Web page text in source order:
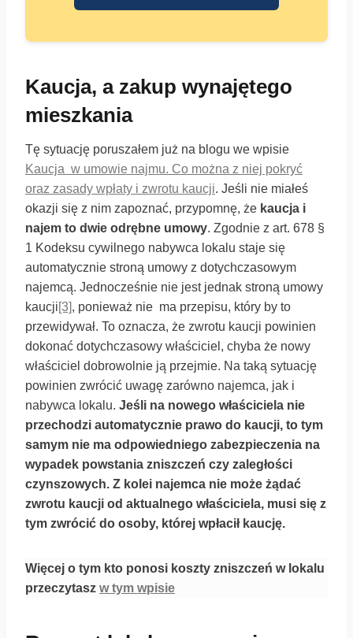
Kaucja, a zakup wynajętego
mieszkania
Tę sytuację poruszałem już na blogu we wpisie
Kaucja w umowie najmu. Co można z niej pokryć
oraz zasady wpłaty i zwrotu kaucji. Jeśli nie miałeś
okazji się z nim zapoznać, przypomnę, że kaucja i
najem to dwie odrębne umowy. Zgodnie z art. 678 §
1 Kodeksu cywilnego nabywca lokalu staje się
automatycznie stroną umowy z dotychczasowym
najemcą. Jednocześnie nie jest jednak stroną umowy
kaucji[3], ponieważ nie ma przepisu, który by to
przewidywał. To oznacza, że zwrotu kaucji powinien
dokonać dotychczasowy właściciel, chyba że nowy
właściciel dobrowolnie ją przejmie. Na taką sytuację
powinien zwrócić uwagę zarówno najemca, jak i
nabywca lokalu. Jeśli na nowego właściciela nie
przechodzi automatycznie prawo do kaucji, to tym
samym nie ma odpowiedniego zabezpieczenia na
wypadek powstania zniszczeń czy zaległości
czynszowych. Z kolei najemca nie może żądać
zwrotu kaucji od aktualnego właściciela, musi się z
tym zwrócić do osoby, której wpłacił kaucję.
Więcej o tym kto ponosi koszty zniszczeń w lokalu
przeczytasz w tym wpisie